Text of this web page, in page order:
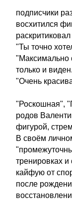
подписчики
восхитился
"Ты точно
"Максимально
только и
"Очень
"Роскошная",
родов
фигурой,
В своём
тренировках и
кайфую от
после